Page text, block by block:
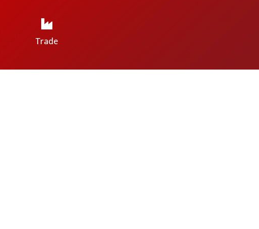
Trade